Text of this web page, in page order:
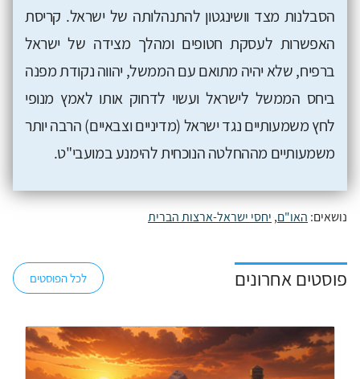
הסבלנות מצד וושינגטון להתנהלותה של ישראל. קריסת
האפשרות לעסקת חטופים ומהלך מצידה של ישראל
ברפיח, שלא יהיה מתואם עם הממשל, יהווה נקודת מפנה
ביחס הממשל לישראל ועשוי לדחוק אותו לאמץ מנופי
לחץ משמעותיים נגד ישראל (מדיניים וצבאיים) הרבה יותר
משמעותיים מההחלטה הנוכחית להימנע במועבי"ט.
נושאים: האו"ם, יחסי ישראל-ארצות הברית
פוסטים אחרונים לכל הפוסטים